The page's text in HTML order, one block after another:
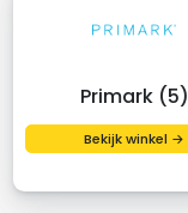
Primark (5)
Bekijk winkel →